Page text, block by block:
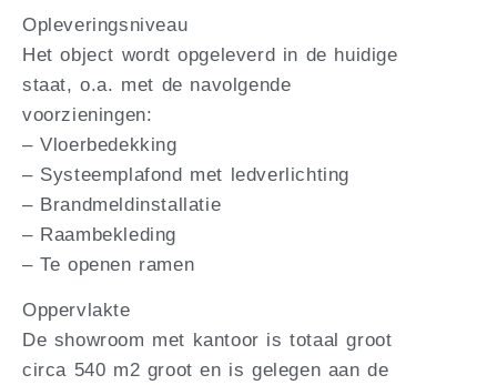
Opleveringsniveau
Het object wordt opgeleverd in de huidige
staat, o.a. met de navolgende
voorzieningen:
– Vloerbedekking
– Systeemplafond met ledverlichting
– Brandmeldinstallatie
– Raambekleding
– Te openen ramen
Oppervlakte
De showroom met kantoor is totaal groot
circa 540 m2 groot en is gelegen aan de